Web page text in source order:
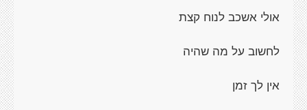
אולי אשכב לנוח קצת
לחשוב על מה שהיה
אין לך זמן